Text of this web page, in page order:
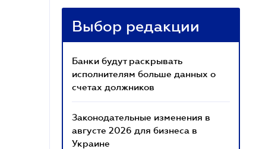
Выбор редакции
Банки будут раскрывать
исполнителям больше данных о
счетах должников
Законодательные изменения в
августе 2026 для бизнеса в
Украине